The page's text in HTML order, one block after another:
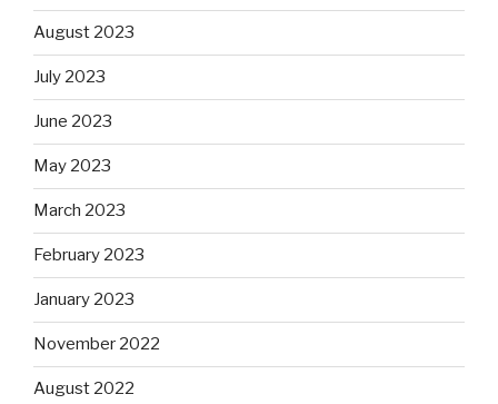
August 2023
July 2023
June 2023
May 2023
March 2023
February 2023
January 2023
November 2022
August 2022